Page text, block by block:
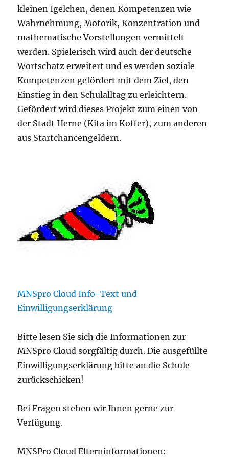
kleinen Igelchen, denen Kompetenzen wie
Wahrnehmung, Motorik, Konzentration und
mathematische Vorstellungen vermittelt
werden. Spielerisch wird auch der deutsche
Wortschatz erweitert und es werden soziale
Kompetenzen gefördert mit dem Ziel, den
Einstieg in den Schulalltag zu erleichtern.
Gefördert wird dieses Projekt zum einen von
der Stadt Herne (Kita im Koffer), zum anderen
aus Startchancengeldern.
MNSpro Cloud Info-Text und
Einwilligungserklärung
Bitte lesen Sie sich die Informationen zur
MNSpro Cloud sorgfältig durch. Die ausgefüllte
Einwilligungserklärung bitte an die Schule
zurückschicken!
Bei Fragen stehen wir Ihnen gerne zur
Verfügung.
MNSPro Cloud Elterninformationen: